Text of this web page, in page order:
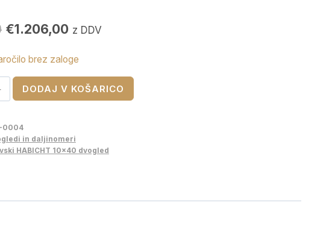
Izvirna
bila:
€1.206,00Trenutna
je:
€1.206,00.
z DDV
brez zaloge
DODAJ V KOŠARICO
0004
in daljinomeri
HABICHT 10x40 dvogled